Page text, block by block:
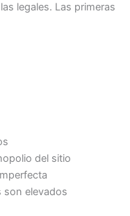
legales. Las primeras
del sitio
son elevados